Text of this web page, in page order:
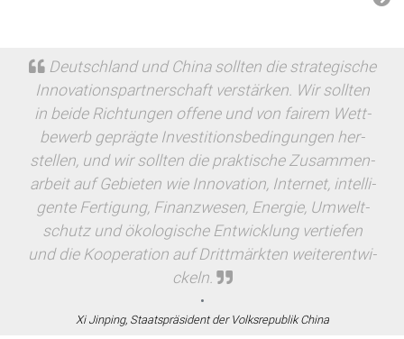
Deutsch­land und China soll­ten die stra­te­gi­sche
In­no­va­ti­ons­part­ner­schaft ver­stär­ken. Wir soll­ten
in beide Rich­tun­gen of­fe­ne und von fai­rem Wett­
be­werb ge­präg­te In­ves­ti­ti­ons­be­din­gun­gen her­
stel­len, und wir soll­ten die prak­ti­sche Zu­sam­men­
ar­beit auf Ge­bie­ten wie In­no­va­ti­on, In­ter­net, in­tel­li­
gen­te Fer­ti­gung, Fi­nanz­we­sen, En­er­gie, Um­welt­
schutz und öko­lo­gi­sche Ent­wick­lung ver­tie­fen
und die Ko­ope­ra­ti­on auf Dritt­märk­ten wei­ter­ent­wi­
ckeln.
Xi Jin­ping, Staats­prä­si­dent der Volks­re­pu­blik China